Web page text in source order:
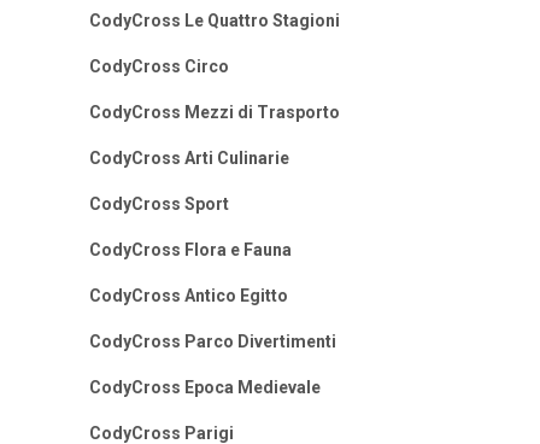
CodyCross Le Quattro Stagioni
CodyCross Circo
CodyCross Mezzi di Trasporto
CodyCross Arti Culinarie
CodyCross Sport
CodyCross Flora e Fauna
CodyCross Antico Egitto
CodyCross Parco Divertimenti
CodyCross Epoca Medievale
CodyCross Parigi